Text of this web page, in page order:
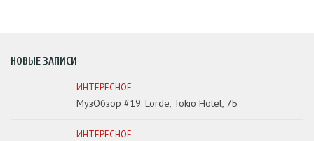
НОВЫЕ ЗАПИСИ
ИНТЕРЕСНОЕ
МузОбзор #19: Lorde, Tokio Hotel, 7Б
ИНТЕРЕСНОЕ